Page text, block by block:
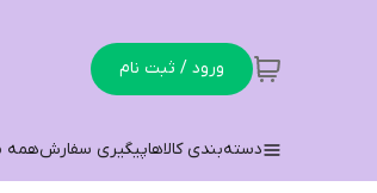
ورود / ثبت نام
دسته‌بندی کالاهاپیگیری سفارشهمه